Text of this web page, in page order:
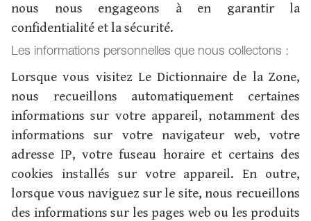
nous nous engageons à en garantir la
confidentialité et la sécurité.
Les informations personnelles que nous collectons :
Lorsque vous visitez Le Dictionnaire de la Zone,
nous recueillons automatiquement certaines
informations sur votre appareil, notamment des
informations sur votre navigateur web, votre
adresse IP, votre fuseau horaire et certains des
cookies installés sur votre appareil. En outre,
lorsque vous naviguez sur le site, nous recueillons
des informations sur les pages web ou les produits